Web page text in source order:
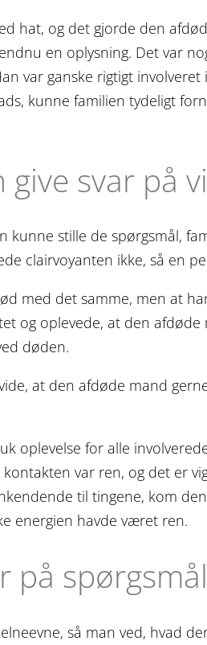
hat, og det gjorde den
en oplysning. Det var
var ganske rigtigt
kunne familien tydeligt
svar på
kunne stille de spørgsmål,
clairvoyanten ikke, så en
med det samme, men at
og oplevede, at den
døden.
at den afdøde mand
oplevelse for alle
var ren, og det er
til tingene, kom
energien havde været ren.
på
så man ved, hvad